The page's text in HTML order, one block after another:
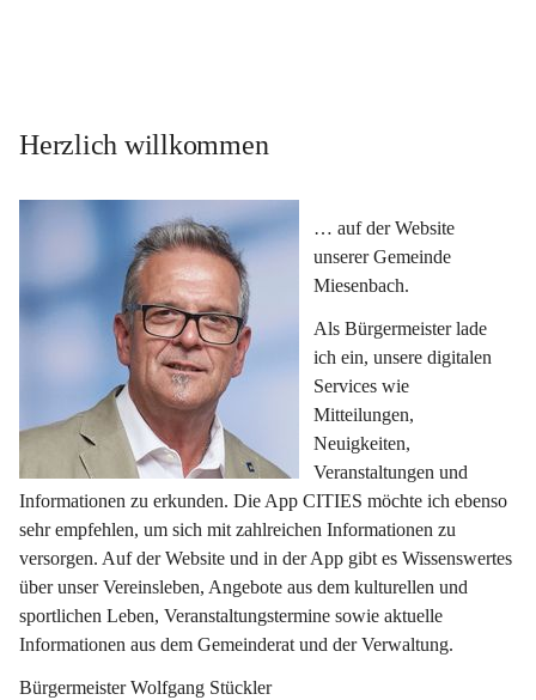
Herzlich willkommen
… auf der Website
unserer Gemeinde
Miesenbach.
Als Bürgermeister lade
ich ein, unsere digitalen
Services wie
Mitteilungen,
Neuigkeiten,
Veranstaltungen und
Informationen zu erkunden. Die App CITIES möchte ich ebenso
sehr empfehlen, um sich mit zahlreichen Informationen zu
versorgen. Auf der Website und in der App gibt es Wissenswertes
über unser Vereinsleben, Angebote aus dem kulturellen und
sportlichen Leben, Veranstaltungstermine sowie aktuelle
Informationen aus dem Gemeinderat und der Verwaltung.
Bürgermeister Wolfgang Stückler